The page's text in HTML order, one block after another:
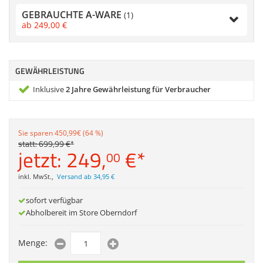
Merkzettel
GEBRAUCHTE A-WARE (1)
ab 249,00 €
GEWÄHRLEISTUNG
Inklusive2 Jahre Gewährleistung für Verbraucher
Sie sparen 450,99€ (64 %)
statt:699,99€*
jetzt: 249,00 €*
inkl. MwSt., Versand ab 34,95 €
sofort verfügbar
Abholbereit im Store Oberndorf
Menge: